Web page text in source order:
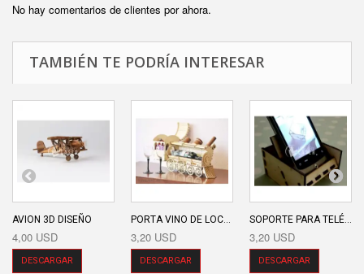
No hay comentarios de clientes por ahora.
TAMBIÉN TE PODRÍA INTERESAR
AVION 3D DISEÑO
4,00 USD
DESCARGAR
PORTA VINO DE LOC...
3,20 USD
DESCARGAR
SOPORTE PARA TELÉ...
3,20 USD
DESCARGAR